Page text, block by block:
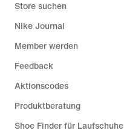
Store suchen
Nike Journal
Member werden
Feedback
Aktionscodes
Produktberatung
Shoe Finder für Laufschuhe